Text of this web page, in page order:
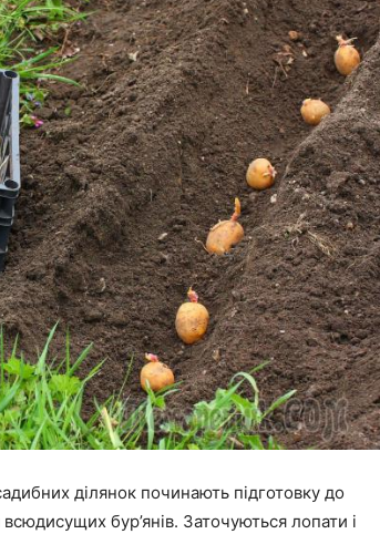
ділянок починають підготовку до
бур’янів. Заточуються лопати і